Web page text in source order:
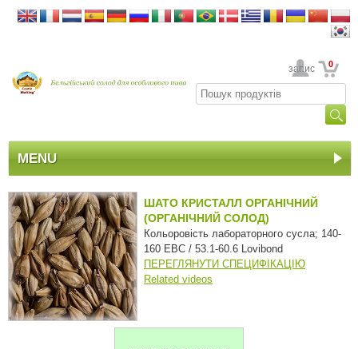
Ваш обліковий запис 0
MENU
ШАТО КРИСТАЛЛ ОРГАНІЧНИЙ
(ОРГАНІЧНИЙ СОЛОД)
Кольоровість лабораторного сусла; 140-
160 EBC / 53.1-60.6 Lovibond
ПЕРЕГЛЯНУТИ СПЕЦИФІКАЦІЮ
Related videos